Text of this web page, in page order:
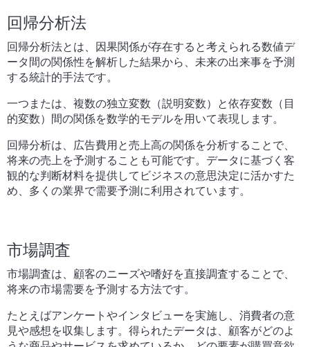
回帰分析法
回帰分析法とは、因果関係が存在すると考えられる数値デ
ータ間の関係性を解析した結果から、未来の出来事を予測
する統計的手法です。
一つまたは、複数の独立変数（説明変数）と依存変数（目
的変数）間の関係を数学的モデルを用いて表現します。
回帰分析は、広告費用と売上高の関係を分析することで、
将来の売上を予測することも可能です。データに基づく客
観的な判断材料を提供してビジネスの意思決定に活かすた
め、多くの業界で需要予測に利用されています。
市場調査
市場調査は、顧客のニーズや嗜好を直接調査することで、
将来の市場需要を予測する方法です。
たとえばアンケートやインタビューを実施し、消費者の意
見や感想を収集します。得られたデータは、顧客がどのよ